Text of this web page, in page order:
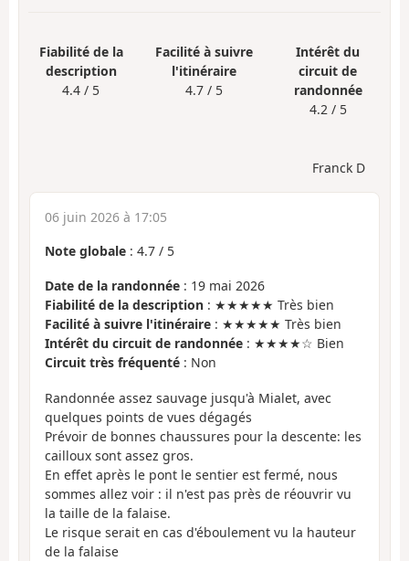
Fiabilité de la
description
4.4 / 5
Facilité à suivre
l'itinéraire
4.7 / 5
Intérêt du
circuit de
randonnée
4.2 / 5
Franck D
06 juin 2026 à 17:05
Note globale : 4.7 / 5
Date de la randonnée : 19 mai 2026
Fiabilité de la description : ★★★★★ Très bien
Facilité à suivre l'itinéraire : ★★★★★ Très bien
Intérêt du circuit de randonnée : ★★★★☆ Bien
Circuit très fréquenté : Non
Randonnée assez sauvage jusqu'à Mialet, avec
quelques points de vues dégagés
Prévoir de bonnes chaussures pour la descente: les
cailloux sont assez gros.
En effet après le pont le sentier est fermé, nous
sommes allez voir : il n'est pas près de réouvrir vu
la taille de la falaise.
Le risque serait en cas d'éboulement vu la hauteur
de la falaise